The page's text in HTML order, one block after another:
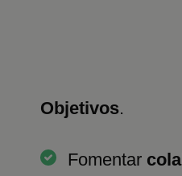
Objetivos.
Fomentar